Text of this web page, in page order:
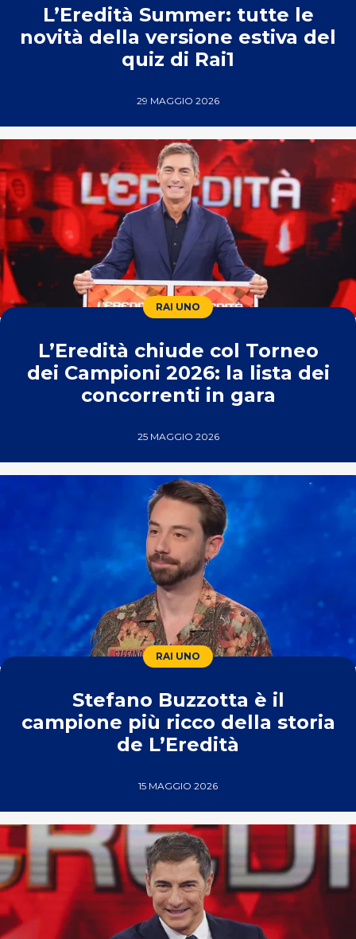
L’Eredità Summer: tutte le
novità della versione estiva del
quiz di Rai1
29 MAGGIO 2026
RAI UNO
L’Eredità chiude col Torneo
dei Campioni 2026: la lista dei
concorrenti in gara
25 MAGGIO 2026
RAI UNO
Stefano Buzzotta è il
campione più ricco della storia
de L’Eredità
15 MAGGIO 2026